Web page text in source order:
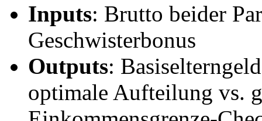
Inputs: Brutto beider
Geschwisterbonus
Outputs:
optimale Aufteilung vs.